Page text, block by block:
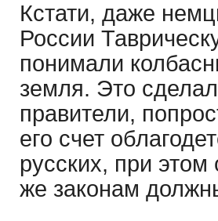
Кстати, даже
России
понимали
земля. Это
правители,
его счет
русских, при
же законам